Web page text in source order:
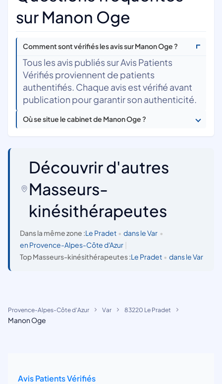
sur Manon Oge
Comment sont vérifiés les avis sur Manon Oge ?
Tous les avis publiés sur Avis Patients
Vérifiés proviennent de patients
authentifiés. Chaque avis est vérifié avant
publication pour garantir son authenticité.
Où se situe le cabinet de Manon Oge ?
Découvrir d'autres
Masseurs-
kinésithérapeutes
Dans la même zone :Le Pradet • dans le Var •
en Provence-Alpes-Côte d'Azur
Top Masseurs-kinésithérapeutes :Le Pradet • dans le Var
Provence-Alpes-Côte d'Azur Var 83220 Le Pradet
Manon Oge
Avis Patients Vérifiés